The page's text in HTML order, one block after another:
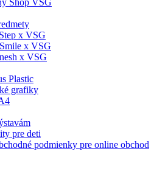
Shop VSG
x VSG
x VSG
x VSG
Plastic
grafiky
pre deti
podmienky pre online obchod